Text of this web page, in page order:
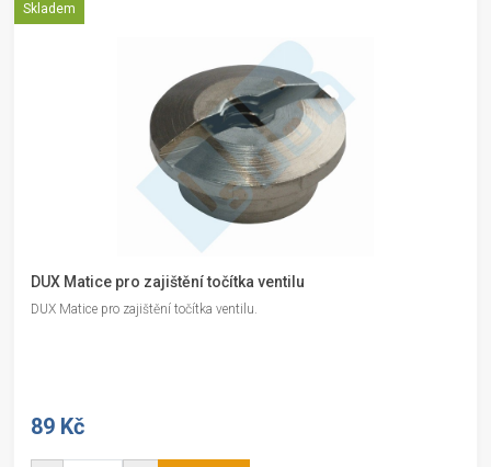
Skladem
DUX Matice pro zajištění točítka ventilu
DUX Matice pro zajištění točítka ventilu.
89 Kč